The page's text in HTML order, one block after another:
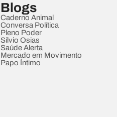
Blogs
Caderno Animal
Conversa Política
Pleno Poder
Sílvio Osias
Saúde Alerta
Mercado em Movimento
Papo Íntimo